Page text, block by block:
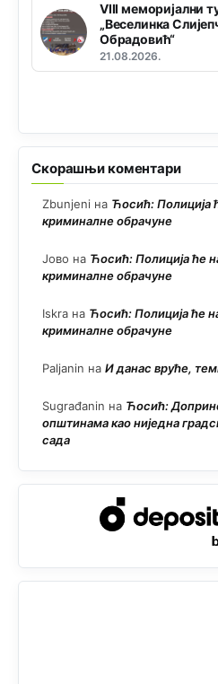
VIII меморијални
„Веселинка
Обрадовић“
21.08.2026.
Скорашњи коментари
Zbunjeni на Ћосић: Полиција
криминалне обрачуне
Јово на Ћосић: Полиција ће
криминалне обрачуне
Iskra на Ћосић: Полиција ће
криминалне обрачуне
Paljanin на И данас вруће,
Sugrađanin на Ћосић:
општинама као ниједна
сада